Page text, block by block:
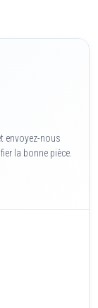
envoyez-nous
la bonne pièce.